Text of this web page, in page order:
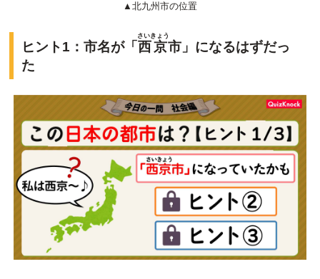
▲北九州市の位置
ヒント1：市名が「 西京
さいきょう
市」になるはずだっ
た